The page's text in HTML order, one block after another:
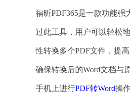
福昕PDF365是一款功能强
过此工具，用户可以轻松
性转换多个PDF文件，提
确保转换后的Word文档与
手机上进行PDF转Word操作